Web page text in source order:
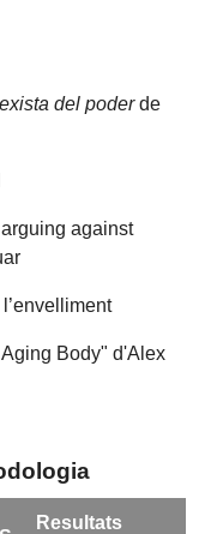
del poderde
against
Body" d'Alex
Resultats